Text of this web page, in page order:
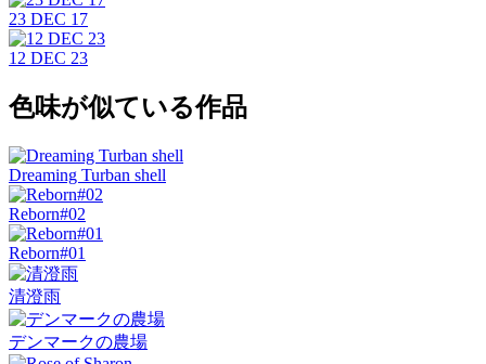
23 DEC 17
12 DEC 23
色味が似ている作品
Dreaming Turban shell
Reborn#02
Reborn#01
清澄雨
デンマークの農場